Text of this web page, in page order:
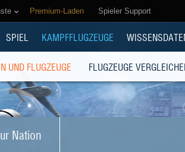
Premium-Laden Spieler Support
SPIEL KAMPFFLUGZEUGE
UND FLUGZEUGE FLUGZEUGE
Nation